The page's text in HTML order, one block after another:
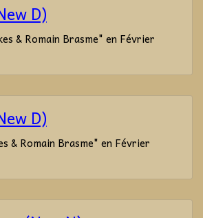
D)
& Romain Brasme" en Février
D)
& Romain Brasme" en Février